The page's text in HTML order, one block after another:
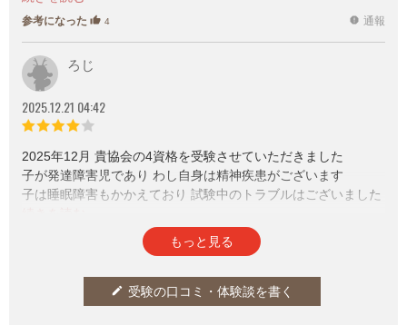
した。
ご教示して下さいました。動画や模擬問題は大変助かりまし
た。
実際の試験問題数もちょうどいい量で有難かったです。
また主催者である人間力認定協会のメールからは真摯で誠実、
細やかな姿勢が伝わり毎度安心感がありました。
児童発達支援士の受験申込も続けてさせて頂きました！
参考になった thumb_up 4 report 通報
ろじ
2025.12.21 04:42
2025年12月 貴協会の4資格を受験させていただきました
子が発達障害児であり わし自身は精神疾患がございます
子は睡眠障害もかかえており 試験中のトラブルはございました
シングルの我が家にとって24時間対応のIBT方式は非常に有り
イラチな自分にとってはノンストレスでございました
もっと見る
edit 受験の口コミ・体験談を書く